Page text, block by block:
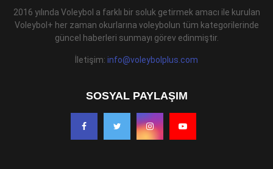
2016 yılında Voleybol a farklı bir soluk getirmek amacı ile kurulan
Voleybol+ her zaman okurlarına voleybolun tüm kategorilerinde
güncel haberleri sunmayı görev edinmiştir.
İletişim: info@voleybolplus.com
SOSYAL PAYLAŞIM